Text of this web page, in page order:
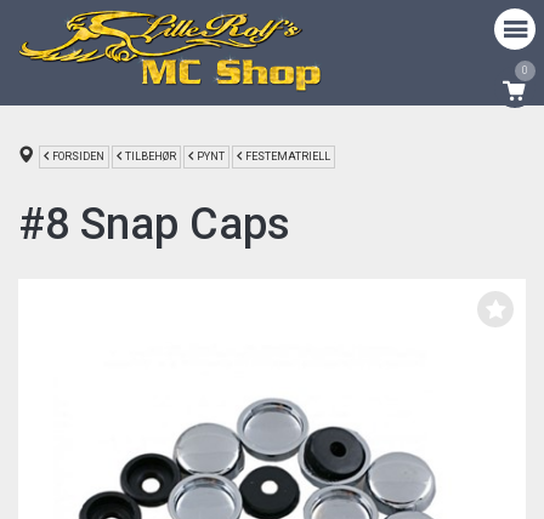
0
FORSIDEN TILBEHØR PYNT FESTEMATRIELL
#8 Snap Caps